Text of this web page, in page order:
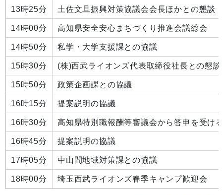
13時25分 土佐文旦振興対策協議会会長ほかとの懇談
14時00分 高知県安全安心まちづくり推進会議総会
14時50分 私学・大学支援課との協議
15時30分 (株)西武ライオンズ代表取締役社長との懇談
15時50分 政策企画課との協議
16時15分 提案説明の協議
16時30分 高知県特別職報酬等審議会から答申を受け
16時45分 提案説明の協議
17時05分 中山間地域対策課との協議
18時00分 埼玉西武ライオンズ春季キャンプ歓迎会